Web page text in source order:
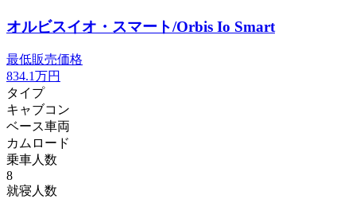
オルビスイオ・スマート/Orbis Io Smart
最低販売価格
834.1万円
タイプ
キャブコン
ベース車両
カムロード
乗車人数
8
就寝人数